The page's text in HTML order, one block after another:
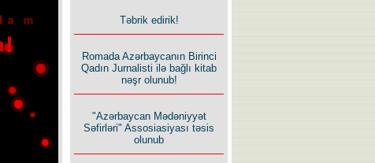
Təbrik edirik!
Romada Azərbaycanın Birinci
Qadın Jurnalisti ilə bağlı kitab
nəşr olunub!
"Azərbaycan Mədəniyyət
Səfirləri" Assosiasiyası təsis
olunub